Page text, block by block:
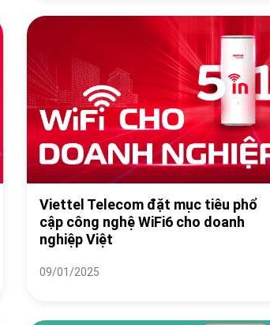
Viettel Telecom đặt mục tiêu phổ
cập công nghệ WiFi6 cho doanh
nghiệp Việt
09/01/2025